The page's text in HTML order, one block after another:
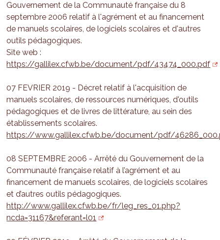
Gouvernement de la Communauté française du 8
septembre 2006 relatif à l'agrément et au financement
de manuels scolaires, de logiciels scolaires et d'autres
outils pédagogiques.
Site web :
https://gallilex.cfwb.be/document/pdf/43474_000.pdf
07 FEVRIER 2019 - Décret relatif à l'acquisition de
manuels scolaires, de ressources numériques, d'outils
pédagogiques et de livres de littérature, au sein des
établissements scolaires.
https://www.gallilex.cfwb.be/document/pdf/
08 SEPTEMBRE 2006 - Arrêté du Gouvernement de la
Communauté française relatif à l’agrément et au
financement de manuels scolaires, de logiciels scolaires
et d’autres outils pédagogiques.
http://www.gallilex.cfwb.be/fr/leg_res_01.php?
ncda=31167&referant=l01